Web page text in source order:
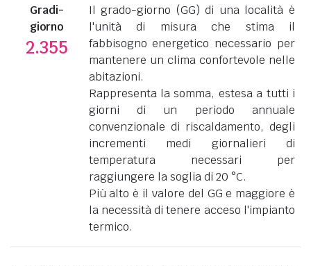
Gradi-
giorno
2.355
Il grado-giorno (GG) di una località è
l'unità di misura che stima il
fabbisogno energetico necessario per
mantenere un clima confortevole nelle
abitazioni.
Rappresenta la somma, estesa a tutti i
giorni di un periodo annuale
convenzionale di riscaldamento, degli
incrementi medi giornalieri di
temperatura necessari per
raggiungere la soglia di 20 °C.
Più alto è il valore del GG e maggiore è
la necessità di tenere acceso l'impianto
termico.